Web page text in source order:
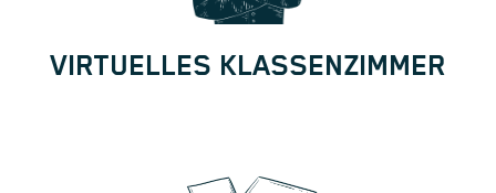
VIRTUELLES KLASSENZIMMER